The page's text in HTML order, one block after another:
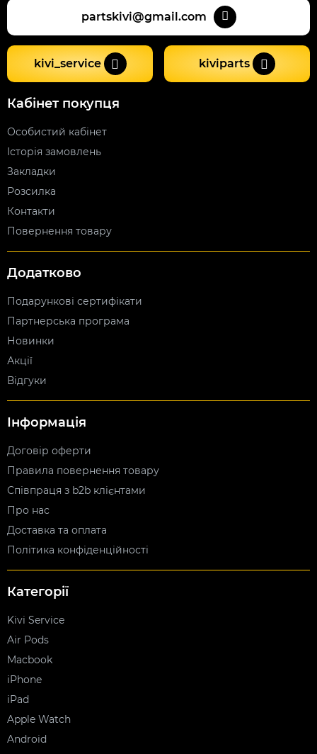
partskivi@gmail.com
kivi_service kiviparts
Кабінет покупця
Особистий кабінет
Історія замовлень
Закладки
Розсилка
Контакти
Повернення товару
Додатково
Подарункові сертифікати
Партнерська програма
Новинки
Акції
Відгуки
Інформація
Договір оферти
Правила повернення товару
Співпраця з b2b клієнтами
Про нас
Доставка та оплата
Політика конфіденційності
Категорії
Kivi Service
Air Pods
Macbook
iPhone
iPad
Apple Watch
Android